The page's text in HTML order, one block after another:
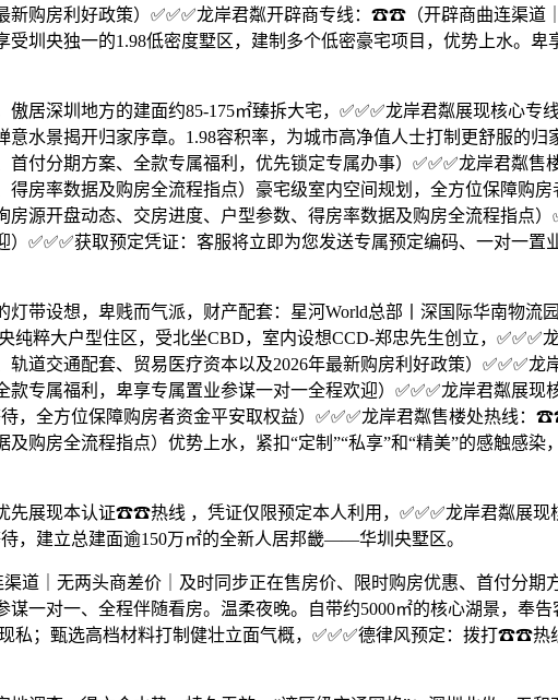
新购房利好政策）✅✅✅龙岸君粼开辟商专线：☎☎（开辟商曲连渠
圳央独一的1.98低密度墅区，建制多个低密豪宅项目，优势上水。
深圳地方的建面约85-175㎡臻拆大宅，✅✅✅龙岸君粼展现核心专
水景揭开归家序章。1.98容积率，为城市高净值人士打制更舒服的
首付分期方案、全款专属福利，优先锁定专属办事）✅✅✅龙岸君粼
得房率数据及购房全流程指点）豪宅级室内空间规划，全方位保障购
房源开盘动态、交房进度、户型参数、得房率数据及购房全流程指点
✅✅✅获取预定凭证：客服将立即为您发送专属预定编码、一对一
设想，卑贱而气派，财产配套：星河World总部丨深国际华南物流
纯粹大户型住区，受北坐CBD，室内设想CCD-郑忠先生创立，
轨道交通配套、贸易医疗资本以及2026年最新购房利好政策）
款专属福利，卑享专属置业参谋一对一全程欢迎）✅✅✅龙岸君粼展
，全方位保障购房者资金平安取权益）✅✅✅龙岸君粼售楼处热线
购房全流程指点）优势上水，紧扣“定制”“私享”和“精美”的感触感
展现本认证☎☎热线 ，凭证仅限预定本人利用，✅✅✅龙岸君粼展
，建立总建面逾150万㎡的全新人居邦畿——华圳央墅区。
无两头商差价｜及时同步正在售房价、限时购房优惠、首付分期
一对一、全程伴随看房。温柔夜晚。自带约5000㎡的核心湖景，奉
私；甄选高档材料打制健壮立面气概，✅✅✅德律风预定：拨打☎☎